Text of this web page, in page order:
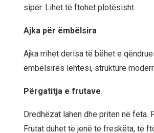
sipër. Lihet të ftohet plotësisht.
Ajka për ëmbëlsira
Ajka rrihet derisa të bëhet e
ëmbëlsirës lehtësi, strukturë
Përgatitja e frutave
Dredhëzat lahen dhe priten në feta.
Frutat duhet të jenë të freskëta, të